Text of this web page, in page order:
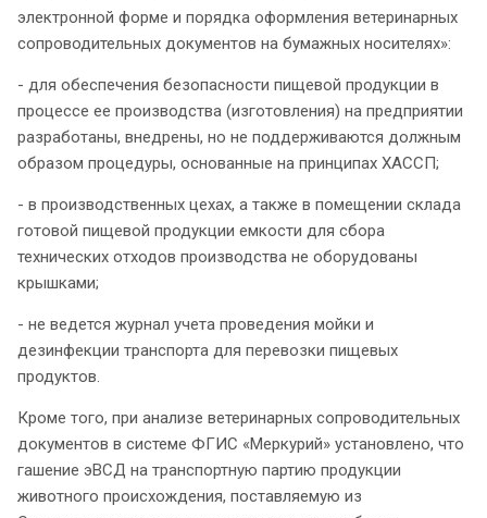
электронной форме и порядка оформления ветеринарных
сопроводительных документов на бумажных носителях»:
- для обеспечения безопасности пищевой продукции в
процессе ее производства (изготовления) на предприятии
разработаны, внедрены, но не поддерживаются должным
образом процедуры, основанные на принципах ХАССП;
- в производственных цехах, а также в помещении склада
готовой пищевой продукции емкости для сбора
технических отходов производства не оборудованы
крышками;
- не ведется журнал учета проведения мойки и
дезинфекции транспорта для перевозки пищевых
продуктов.
Кроме того, при анализе ветеринарных сопроводительных
документов в системе ФГИС «Меркурий» установлено, что
гашение эВСД на транспортную партию продукции
животного происхождения, поставляемую из